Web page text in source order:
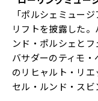
「ポルシェミュー
リフトを披露した
ンド・ポルシェと
バサダーのティモ
のリヒャルト・リ
セル・ルンド・スビ